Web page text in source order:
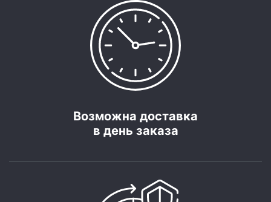
Возможна доставка
в день заказа